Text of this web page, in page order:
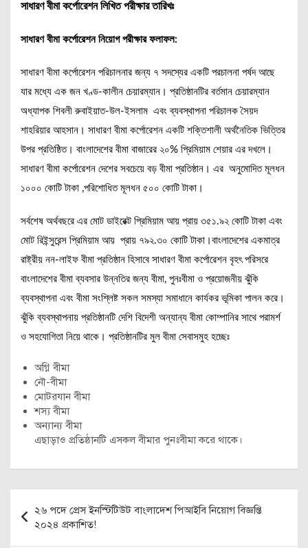
সাধারণ বীমা কর্পোরেশন লিখিত পরীক্ষার তারিখঃ
সাধারণ বীমা কর্পোরেশন নিয়োগ পরীক্ষার ফলাফল:
সাধারণ বীমা কর্পোরেশন পরিচালনার জন্য ৭ সদস্যের একটি পরচালনা পর্ষদ আছে
যার মধ্যে এক জন খণ্ড-কালীন চেয়ারম্যান। প্রতিষ্ঠানটির বর্তমান চেয়ারম্যান
অধ্যাপক শিবলী রুবাইয়াত-উল-ইসলাম এবং ব্যবস্থাপনা পরিচালক সৈয়দ
শাহরিয়ার আহসান। সাধারণ বীমা কর্পোরেশন একটি শক্তিশালী অর্থনৈতিক ভিত্তির
উপর প্রতিষ্ঠিত। বাংলাদেশের বীমা বাজারের ২০% প্রিমিয়াম শেয়ার এর দখলে।
সাধারণ বীমা কর্পোরেশন দেশের সবচেয়ে বড় বীমা প্রতিষ্ঠান। এর অনুমোদিত মূলধন
১০০০ কোটি টাকা ,পরিশোধিত মূলধন ৫০০ কোটি টাকা।
সর্বশেষ অর্থবছরে এর মোট ডাইরেক্ট প্রিমিয়াম আয় প্রায় ৩৫১.৯২ কোটি টাকা এবং
মোট রিইন্সুরেন্স প্রিমিয়াম আয় প্রায় ৭৯২.৩০ কোটি টাকা।বাংলাদেশের একমাত্র
রাষ্ট্রীয় নন-লাইফ বীমা প্রতিষ্ঠান হিসাবে সাধারণ বীমা কর্পোরেশন বৃহৎ পরিসরে
বাংলাদেশের বীমা ব্যবসার উন্নতির জন্য বীমা, পুনঃবীমা ও প্রয়োজনীয় ঝুঁকি
ব্যবস্থাপনা এবং বীমা সংশ্লিষ্ট সকল সমস্যা সমাধানে কার্যকর ভূমিকা পালন করে।
ঝুঁকি ব্যবস্থাপনায় প্রতিষ্ঠানটি দেশি বিদেশী অন্যান্য বীমা কোম্পানির সাথে পরামর্শ
ও সহযোগিতা নিয়ে থাকে। প্রতিষ্ঠানটির মুল বীমা সেবাসমুহ হচ্ছেঃ
অগ্নি বীমা
নৌ-বীমা
মোটরযান বীমা
শস্য বীমা
অন্যান্য বীমা
এছাড়াও প্রতিষ্ঠানটি এসকল বীমার পুনঃবীমা করে থাকে।
navigation
২৬ পদে প্রেস ইনস্টিটিউট বাংলাদেশ পিআইবি নিয়োগ বিজ্ঞপ্তি
২০২৪ প্রকাশিত!